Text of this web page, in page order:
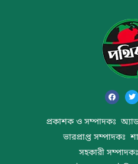
প্রকাশক ও সম্পাদকঃ
ভারপ্রাপ্ত সম্পাদকঃ
সহকারী